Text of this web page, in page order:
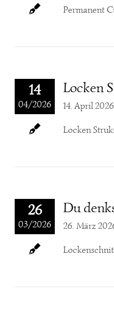
Permanent
14
04/2026
Locken
14. April 2026
Locken
26
03/2026
Du
26. März